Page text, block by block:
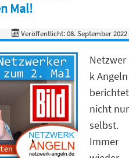
Mal!
Veröffentlicht: 08. September 2022
Netzwer
k Angeln
berichtet
nicht nur
selbst.
Immer